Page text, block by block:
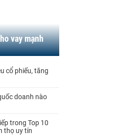
vay mạnh
cổ phiếu, tăng
doanh nào
trong Top 10
thọ uy tín